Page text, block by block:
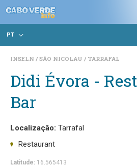
PT
INSELN SÃO NICOLAU TARRAFAL
Didi Évora -
Bar
Localização: Tarrafal
Restaurant
Latitude: 16.565413